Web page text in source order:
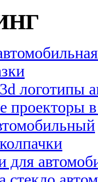
логотипы
проекторы
для